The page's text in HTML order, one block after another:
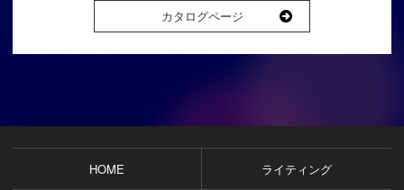
カタログページ
HOME ライティング